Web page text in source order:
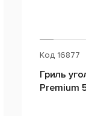
Код 16877
Гриль
Premium